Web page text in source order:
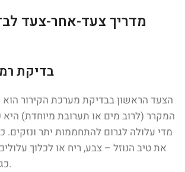
מדריך צעד-אחר-צעד
בדיקת
הצעד הראשון בבדיקת מערכת הקירור הוא
המקרר (לרוב מים או תערובת מיוחדת)
מדי עלולה לגרום להתחממות יתר ונזקים.
את טיב הנוזל – צבע, ריח או לכלוך
כגון זיהום או שחיקה.